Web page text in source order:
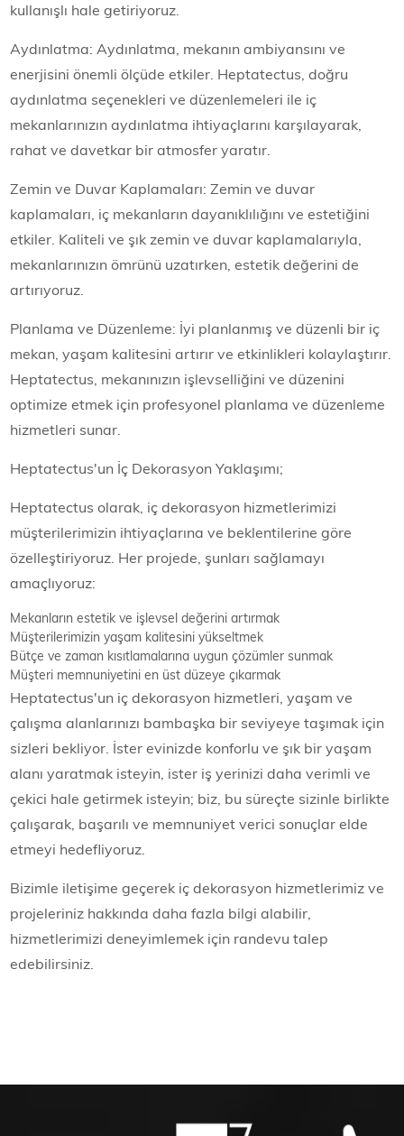
kullanışlı hale getiriyoruz.
Aydınlatma: Aydınlatma, mekanın ambiyansını ve
enerjisini önemli ölçüde etkiler. Heptatectus, doğru
aydınlatma seçenekleri ve düzenlemeleri ile iç
mekanlarınızın aydınlatma ihtiyaçlarını karşılayarak,
rahat ve davetkar bir atmosfer yaratır.
Zemin ve Duvar Kaplamaları: Zemin ve duvar
kaplamaları, iç mekanların dayanıklılığını ve estetiğini
etkiler. Kaliteli ve şık zemin ve duvar kaplamalarıyla,
mekanlarınızın ömrünü uzatırken, estetik değerini de
artırıyoruz.
Planlama ve Düzenleme: İyi planlanmış ve düzenli bir iç
mekan, yaşam kalitesini artırır ve etkinlikleri kolaylaştırır.
Heptatectus, mekanınızın işlevselliğini ve düzenini
optimize etmek için profesyonel planlama ve düzenleme
hizmetleri sunar.
Heptatectus'un İç Dekorasyon Yaklaşımı;
Heptatectus olarak, iç dekorasyon hizmetlerimizi
müşterilerimizin ihtiyaçlarına ve beklentilerine göre
özelleştiriyoruz. Her projede, şunları sağlamayı
amaçlıyoruz:
Mekanların estetik ve işlevsel değerini artırmak
Müşterilerimizin yaşam kalitesini yükseltmek
Bütçe ve zaman kısıtlamalarına uygun çözümler sunmak
Müşteri memnuniyetini en üst düzeye çıkarmak
Heptatectus'un iç dekorasyon hizmetleri, yaşam ve
çalışma alanlarınızı bambaşka bir seviyeye taşımak için
sizleri bekliyor. İster evinizde konforlu ve şık bir yaşam
alanı yaratmak isteyin, ister iş yerinizi daha verimli ve
çekici hale getirmek isteyin; biz, bu süreçte sizinle birlikte
çalışarak, başarılı ve memnuniyet verici sonuçlar elde
etmeyi hedefliyoruz.
Bizimle iletişime geçerek iç dekorasyon hizmetlerimiz ve
projeleriniz hakkında daha fazla bilgi alabilir,
hizmetlerimizi deneyimlemek için randevu talep
edebilirsiniz.